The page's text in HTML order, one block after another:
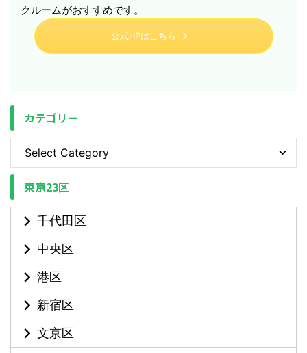
クルームがおすすめです。
公式HPはこちら
カテゴリー
東京23区
千代田区
中央区
港区
新宿区
文京区